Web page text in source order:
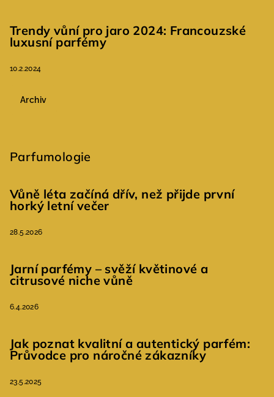
Trendy vůní pro jaro 2024: Francouzské
luxusní parfémy
10.2.2024
Archiv
Parfumologie
Vůně léta začíná dřív, než přijde první
horký letní večer
28.5.2026
Jarní parfémy – svěží květinové a
citrusové niche vůně
6.4.2026
Jak poznat kvalitní a autentický parfém:
Průvodce pro náročné zákazníky
23.5.2025